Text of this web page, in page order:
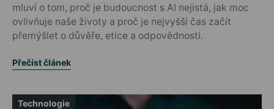
mluví o tom, proč je budoucnost s AI nejistá, jak moc
ovlivňuje naše životy a proč je nejvyšší čas začít
přemýšlet o důvěře, etice a odpovědnosti.
Přečíst článek
Technologie